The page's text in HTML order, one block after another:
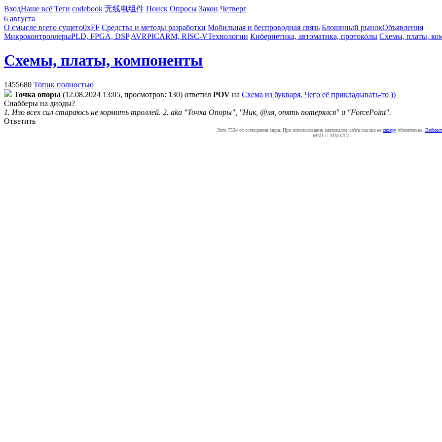
ВходНаше всё Теги codebook 无线电组件 Поиск Опросы Закон Четверг
6 августа
О смысле всего сущего0xFF Средства и методы разработки Мобильная и беспроводная связь Блошиный рынокОбъявления
МикроконтроллерыPLD, FPGA, DSP AVRPICARM, RISC-VТехнологии Кибернетика, автоматика, протоколы Схемы, платы,
Схемы, платы, компоненты
1455680 Топик полностью
Toчкa oпopы (12.08.2024 13:05, просмотров: 130) ответил POV на Схема из букваря. Чего её прикладывать-то ))
Снабберы на диоды?
1. Изо всех сил стараюсь не кормить троллей. 2. aka "Точка Опоры", "Ник, @ля, опять потерялся" и "ForcePoint".
Ответить
Лето 7534 от сотворения мира. При использовании материалов сайта ссылка на caxapу обязательна.
MMI © MMXXVI